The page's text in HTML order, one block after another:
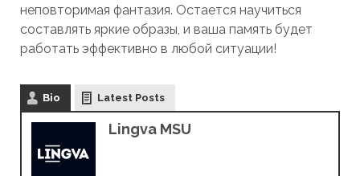
неповторимая фантазия. Остается научиться
составлять яркие образы, и ваша память будет
работать эффективно в любой ситуации!
Bio Latest Posts
Lingva MSU